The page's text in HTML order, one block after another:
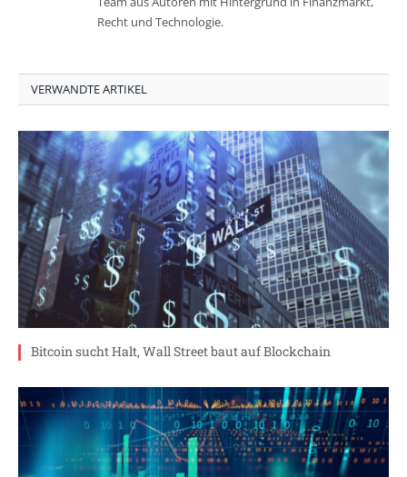
Recht und Technologie.
VERWANDTE ARTIKEL
Bitcoin sucht Halt, Wall Street baut auf Blockchain